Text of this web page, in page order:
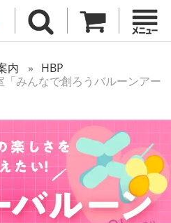
内
HBP
みんなで創ろうバルーンアー